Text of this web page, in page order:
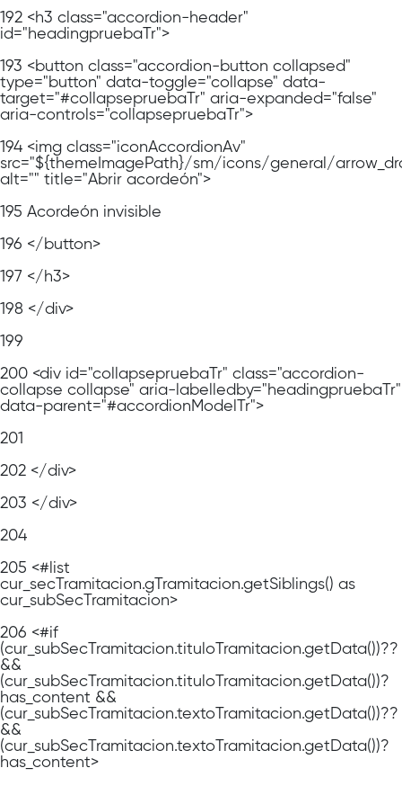
192 <h3 class="accordion-header"
id="headingpruebaTr">
193 <button class="accordion-button collapsed"
type="button" data-toggle="collapse" data-
target="#collapsepruebaTr" aria-expanded="false"
aria-controls="collapsepruebaTr">
194 <img class="iconAccordionAv"
src="${themeImagePath}/sm/icons/general/
alt="" title="Abrir acordeón">
195 Acordeón invisible
196 </button>
197 </h3>
198 </div>
199
200 <div id="collapsepruebaTr" class="accordion-
collapse collapse" aria-labelledby="headingpruebaTr"
data-parent="#accordionModelTr">
201
202 </div>
203 </div>
204
205 <#list
cur_secTramitacion.gTramitacion.getSiblings() as
cur_subSecTramitacion>
206 <#if
(cur_subSecTramitacion.tituloTramitacion.getData())??
&&
(cur_subSecTramitacion.tituloTramitacion.getData())?
has_content &&
(cur_subSecTramitacion.textoTramitacion.getData())??
&&
(cur_subSecTramitacion.textoTramitacion.getData())?
has_content>